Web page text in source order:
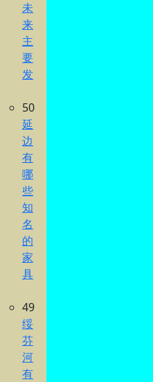
未
来
主
要
发
50
延
边
有
哪
些
知
名
的
家
具
49
绥
芬
河
有